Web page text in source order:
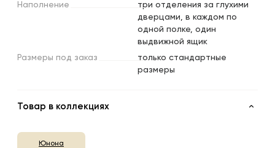
Наполнение
три отделения за глухими
дверцами, в каждом по
одной полке, один
выдвижной ящик
Размеры под заказ
только стандартные
размеры
Товар в коллекциях
Юнона